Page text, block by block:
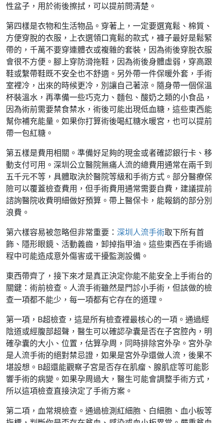
性盆子，用於術後擦拭，可以提前問清楚。
第四樣是衣物和生活物品。穿著上，一定要選寬鬆、棉質、
方便穿脫的衣服，上衣選領口寬鬆的款式，褲子最好是鬆緊
帶的，千萬不要穿連體衣或複雜的套裝，因為術後穿脫衣服
會很不方便。腳上穿防滑拖鞋，因為術後身體虛弱，穿高跟
鞋或繫帶鞋既不安全也不舒適。另外帶一件保暖外套，手術
室裡冷，出來的時候更冷，別讓自己著涼。隨身帶一個保溫
杯裝溫水，再準備一些巧克力、麵包、酸奶之類的小食品，
因為術前需要禁食禁水，術後可能出現低血糖，這些東西能
幫你補充能量。如果你打算術後喝紅糖水暖宮，也可以提前
帶一包紅糖。
第五樣是費用相關。準備好足夠的現金或者確認銀行卡、移
動支付可用。深圳公立醫院無痛人流的總費用通常在兩千到
五千元不等，具體取決於醫院等級和手術方式。部分醫療保
險可以覆蓋檢查費用，但手術費用通常需要自費，建議提前
諮詢醫院收費明細做好預算。帶上醫保卡，能報銷的部分別
浪費。
第六樣容易被忽略但非常重要： 深圳人流手術取下所有首
飾、隱形眼鏡、活動義齒，卸掉指甲油。這些東西在手術過
程中可能造成意外傷害或干擾監測設備。
東西帶齊了，接下來才是真正決定你能不能安全上手術台的
關鍵：術前檢查。人流手術雖然是門診小手術，但該做的檢
查一項都不能少，每一項都有它存在的道理。
第一項，B超檢查，這是所有檢查裡最核心的一項。通過經
陰道或經腹部超聲，醫生可以確認孕囊是否在子宮腔內，明
確孕囊的大小、位置，估算孕周，同時排除宮外孕。宮外孕
是人流手術的絕對禁忌證，如果是宮外孕還做人流，後果不
堪設想。B超還能觀察子宮是否存在肌瘤、腺肌症等可能影
響手術的病變。如果孕周過大，醫生可能會調整手術方式，
所以這項檢查直接決定了手術方案。
第二項，血常規檢查。通過檢測紅細胞、白細胞、血小板等